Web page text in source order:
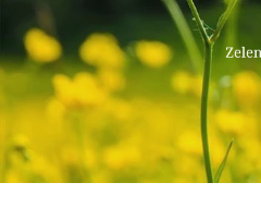
obsah